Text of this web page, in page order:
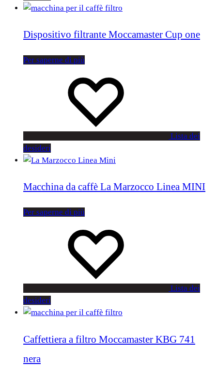
Dispositivo filtrante Moccamaster Cup one
Per saperne di più
Lista dei
desideri
Macchina da caffè La Marzocco Linea MINI
Per saperne di più
Lista dei
desideri
Caffettiera a filtro Moccamaster KBG 741
nera